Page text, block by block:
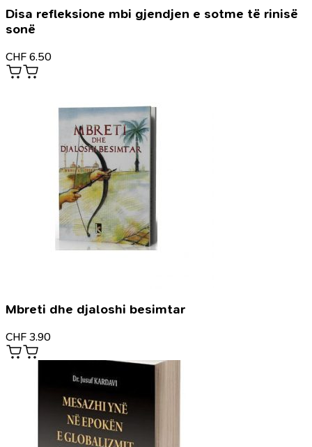
Disa refleksione mbi gjendjen e sotme të rinisë
sonë
CHF 6.50
Mbreti dhe djaloshi besimtar
CHF 3.90